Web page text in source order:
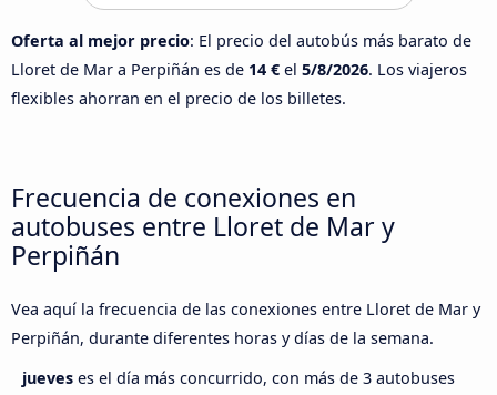
Oferta al mejor precio: El precio del autobús más barato de
Lloret de Mar a Perpiñán es de 14 € el 5/8/2026. Los viajeros
flexibles ahorran en el precio de los billetes.
Frecuencia de conexiones en
autobuses entre Lloret de Mar y
Perpiñán
Vea aquí la frecuencia de las conexiones entre Lloret de Mar y
Perpiñán, durante diferentes horas y días de la semana.
jueves es el día más concurrido, con más de 3 autobuses